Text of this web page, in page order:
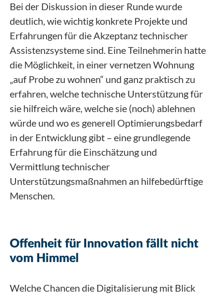
Bei der Diskussion in dieser Runde wurde
deutlich, wie wichtig konkrete Projekte und
Erfahrungen für die Akzeptanz technischer
Assistenzsysteme sind. Eine Teilnehmerin hatte
die Möglichkeit, in einer vernetzen Wohnung
„auf Probe zu wohnen“ und ganz praktisch zu
erfahren, welche technische Unterstützung für
sie hilfreich wäre, welche sie (noch) ablehnen
würde und wo es generell Optimierungsbedarf
in der Entwicklung gibt – eine grundlegende
Erfahrung für die Einschätzung und
Vermittlung technischer
Unterstützungsmaßnahmen an hilfebedürftige
Menschen.
Offenheit für Innovation fällt nicht
vom Himmel
Welche Chancen die Digitalisierung mit Blick